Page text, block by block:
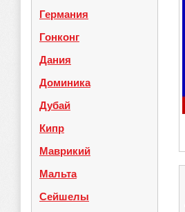
Германия
Гонконг
Дания
Доминика
Дубай
Кипр
Маврикий
Мальта
Сейшелы